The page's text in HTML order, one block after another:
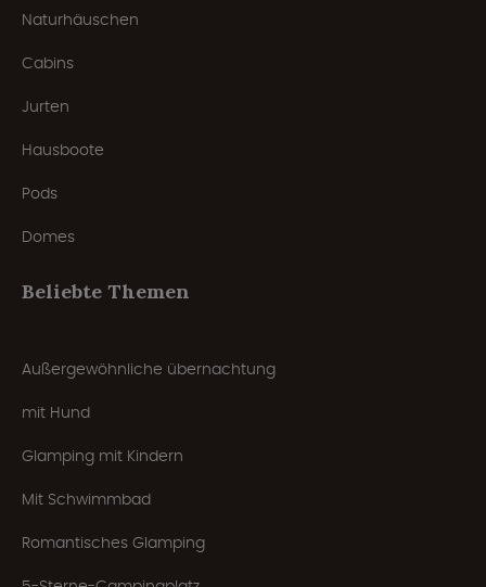
Naturhäuschen
Cabins
Jurten
Hausboote
Pods
Domes
Beliebte Themen
Außergewöhnliche übernachtung
mit Hund
Glamping mit Kindern
Mit Schwimmbad
Romantisches Glamping